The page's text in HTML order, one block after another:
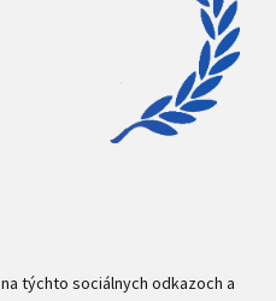
na týchto sociálnych odkazoch a